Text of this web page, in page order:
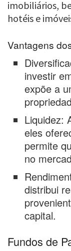
imobiliários,
hotéis e
Vantagens
investir
expõe a
Liquidez:
eles
permite
no
distribui
capital.
Fundos de